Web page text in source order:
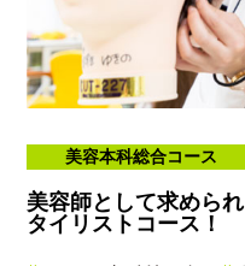
美容本科総合コース
美容師として求めら
タイリストコース！